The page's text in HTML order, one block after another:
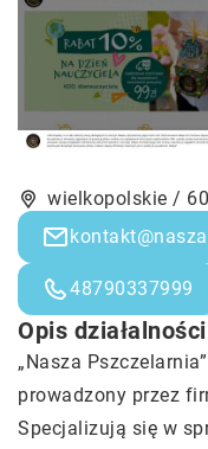
wielkopolskie /
48790337999
Opis działalności
„Nasza
prowadzony przez
Specjalizują się w